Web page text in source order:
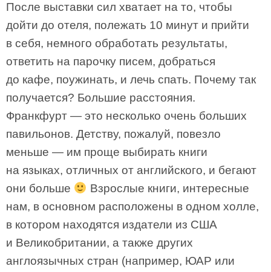
После выставки сил хватает на то, чтобы
дойти до отеля, полежать 10 минут и прийти
в себя, немного обработать результаты,
ответить на парочку писем, добраться
до кафе, поужинать, и лечь спать. Почему так
получается? Большие расстояния.
Франкфурт — это несколько очень больших
павильонов. Детству, пожалуй, повезло
меньше — им проще выбирать книги
на языках, отличных от английского, и бегают
они больше
Взрослые книги, интересные
нам, в основном расположены в одном холле,
в котором находятся издатели из США
и Великобритании, а также других
англоязычных стран (например, ЮАР или